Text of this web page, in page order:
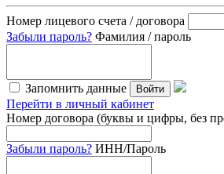
Номер лицевого счета / договора
Забыли пароль? Фамилия / пароль
Запомнить данные Войти
Перейти в личный кабинет
Номер договора (буквы и цифры, без
Забыли пароль? ИНН/Пароль